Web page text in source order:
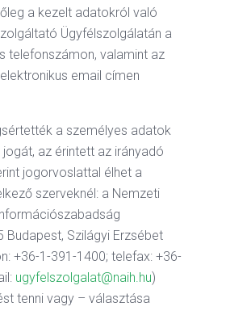
a kezelt adatokról való
Ügyfélszolgálatán a
telefonszámon, valamint az
email címen
a személyes adatok
az érintett az irányadó
jogorvoslattal élhet a
szerveknél: a Nemzeti
Budapest, Szilágyi Erzsébet
+36-1-391-1400; telefax: +36-
ugyfelszolgalat@naih.hu)
tenni vagy – választása